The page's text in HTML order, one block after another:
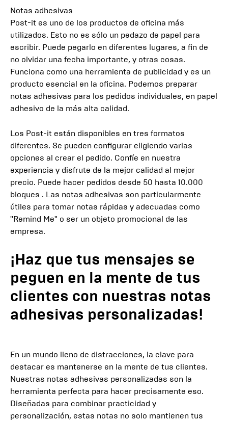
Notas adhesivas
Post-it es uno de los productos de oficina más
utilizados. Esto no es sólo un pedazo de papel para
escribir. Puede pegarlo en diferentes lugares, a fin de
no olvidar una fecha importante, y otras cosas.
Funciona como una herramienta de publicidad y es un
producto esencial en la oficina. Podemos preparar
notas adhesivas para los pedidos individuales, en papel
adhesivo de la más alta calidad.
Los Post-it están disponibles en tres formatos
diferentes. Se pueden configurar eligiendo varias
opciones al crear el pedido. Confíe en nuestra
experiencia y disfrute de la mejor calidad al mejor
precio. Puede hacer pedidos desde 50 hasta 10.000
bloques . Las notas adhesivas son particularmente
útiles para tomar notas rápidas y adecuadas como
"Remind Me" o ser un objeto promocional de las
empresa.
¡Haz que tus mensajes se
peguen en la mente de tus
clientes con nuestras notas
adhesivas personalizadas!
En un mundo lleno de distracciones, la clave para
destacar es mantenerse en la mente de tus clientes.
Nuestras notas adhesivas personalizadas son la
herramienta perfecta para hacer precisamente eso.
Diseñadas para combinar practicidad y
personalización, estas notas no solo mantienen tus